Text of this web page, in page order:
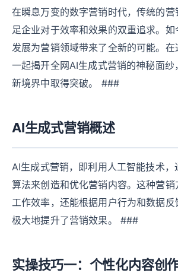
在瞬息万变的数字营销时代，传统的
足企业对于效率和效果的双重追求。
发展为营销领域带来了全新的可能。在
一起揭开全网AI生成式营销的神秘面纱
新境界中取得突破。 ###
AI生成式营销概述
AI生成式营销，即利用人工智能技术，
算法来创造和优化营销内容。这种营
工作效率，还能根据用户行为和数据反
极大地提升了营销效果。 ###
实操技巧一：个性化内容创